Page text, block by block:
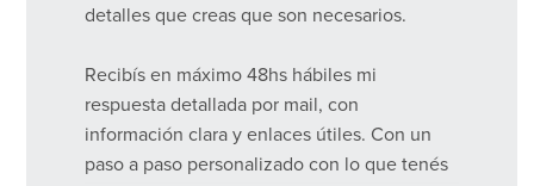
detalles que creas que son necesarios.
Recibís en máximo 48hs hábiles mi
respuesta detallada por mail, con
información clara y enlaces útiles. Con un
paso a paso personalizado con lo que tenés